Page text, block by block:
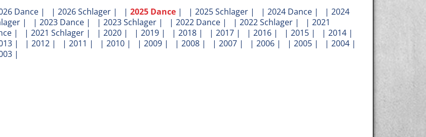
Dance | | 2026 Schlager | | 2025 Dance | | 2025 Schlager | | 2024 Dance | | 2024
| | 2023 Dance | | 2023 Schlager | | 2022 Dance | | 2022 Schlager | | 2021
| | 2021 Schlager | | 2020 | | 2019 | | 2018 | | 2017 | | 2016 | | 2015 | | 2014 |
| | 2012 | | 2011 | | 2010 | | 2009 | | 2008 | | 2007 | | 2006 | | 2005 | | 2004 |
|